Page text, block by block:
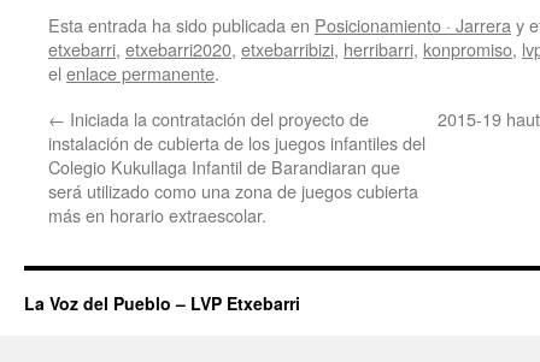
Esta entrada ha sido publicada en Posicionamiento · Jarrera y
etxebarri, etxebarri2020, etxebarribizi, herribarri, konpromiso,
el enlace permanente.
← Iniciada la contratación del proyecto de
instalación de cubierta de los juegos infantiles del
Colegio Kukullaga Infantil de Barandiaran que
será utilizado como una zona de juegos cubierta
más en horario extraescolar.
2015-19
La Voz del Pueblo – LVP Etxebarri